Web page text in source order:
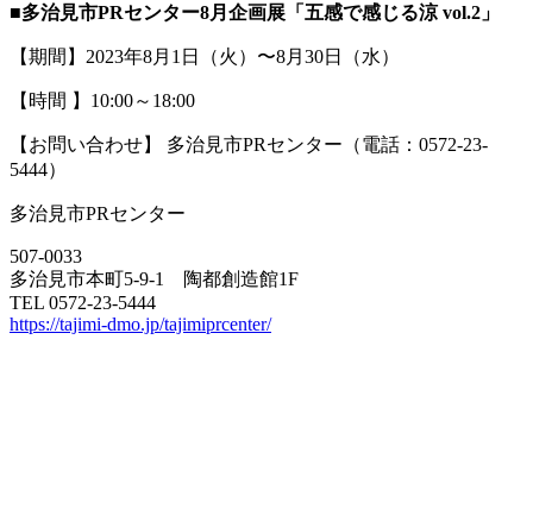
■多治見市PRセンター8月企画展「五感で感じる涼 vol.2」
【期間】2023年8月1日（火）〜8月30日（水）
【時間 】10:00～18:00
【お問い合わせ】 多治見市PRセンター（電話：0572-23-
5444）
多治見市PRセンター
507-0033
多治見市本町5-9-1 陶都創造館1F
TEL 0572-23-5444
https://tajimi-dmo.jp/tajimiprcenter/